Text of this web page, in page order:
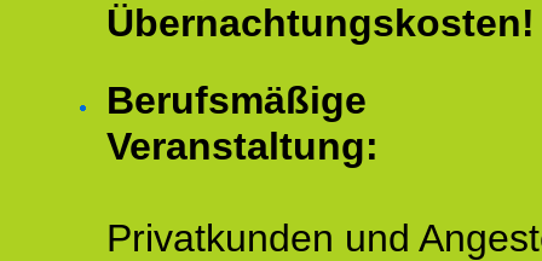
Übernachtungskosten!
Berufsmäßige
Veranstaltung:
Privatkunden und